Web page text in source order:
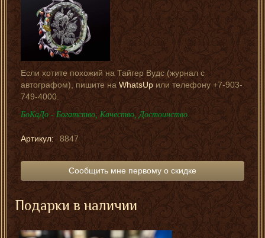
Если хотите похожий на Тайгер Вудс (журнал с
автографом), пишите наWhatsUp или телефону +7-903-
749-4000.
БоКаДо - Богатство, Качество, Достоинство.
Артикул: 8847
Сообщить мне первому о скидке
Подарки в наличии